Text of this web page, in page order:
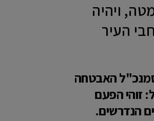
ויהיה
העיר
סמנכ"ל האבטחה
זוהי הפעם
הנדרשים.